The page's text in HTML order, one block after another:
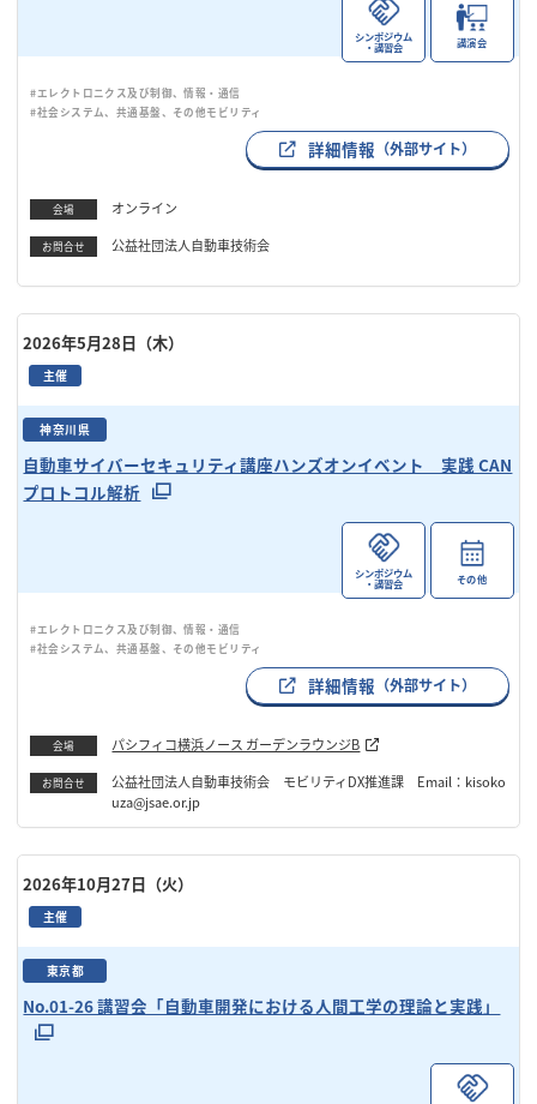
シンポジウム
・講習会 講演会
#エレクトロニクス及び制御、情報・通信
#社会システム、共通基盤、その他モビリティ
詳細情報 （外部サイト）
会場 オンライン
お問合せ 公益社団法人自動車技術会
2026年5月28日（木）
主催
神奈川県
自動車サイバーセキュリティ講座ハンズオンイベント 実践 CAN
プロトコル解析
シンポジウム
・講習会 その他
#エレクトロニクス及び制御、情報・通信
#社会システム、共通基盤、その他モビリティ
詳細情報 （外部サイト）
会場 パシフィコ横浜ノース ガーデンラウンジB
お問合せ
公益社団法人自動車技術会 モビリティDX推進課 Email：kisoko
uza@jsae.or.jp
2026年10月27日（火）
主催
東京都
No.01-26 講習会「自動車開発における人間工学の理論と実践」